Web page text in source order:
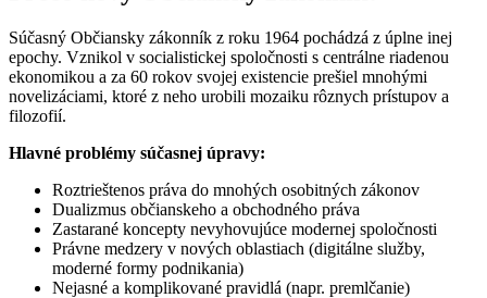
Súčasný Občiansky zákonník z roku 1964 pochádzá z úplne inej
epochy. Vznikol v socialistickej spoločnosti s centrálne riadenou
ekonomikou a za 60 rokov svojej existencie prešiel mnohými
novelizáciami, ktoré z neho urobili mozaiku rôznych prístupov a
filozofií.
Hlavné problémy súčasnej úpravy:
Roztrieštenos práva do mnohých osobitných zákonov
Dualizmus občianskeho a obchodného práva
Zastarané koncepty nevyhovujúce modernej spoločnosti
Právne medzery v nových oblastiach (digitálne služby,
moderné formy podnikania)
Nejasné a komplikované pravidlá (napr. premlčanie)